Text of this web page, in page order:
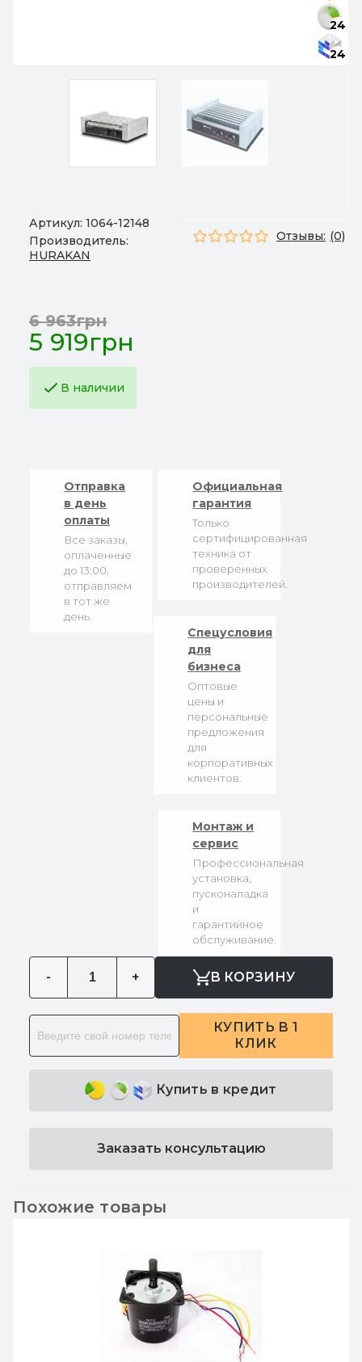
24
24
Артикул: 1064-12148
Производитель:
HURAKAN
Отзывы: (0)
5 919грн
6 963грн
В наличии
Отправка
в день
оплаты
Все заказы,
оплаченные
до 13:00,
отправляем
в тот же
день.
Официальная
гарантия
Только
сертифицированная
техника от
проверенных
производителей.
Спецусловия
для
бизнеса
Оптовые
цены и
персональные
предложения
для
корпоративных
клиентов.
Монтаж и
сервис
Профессиональная
установка,
пусконаладка
и
гарантийное
обслуживание.
- + В КОРЗИНУ
КУПИТЬ В 1
КЛИК
Купить в кредит
Заказать консультацию
Похожие товары